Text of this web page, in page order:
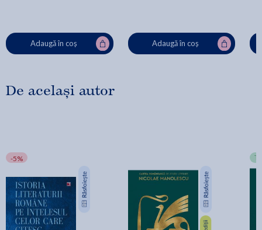
Adaugă în coș Adaugă în coș
De același autor
-5%